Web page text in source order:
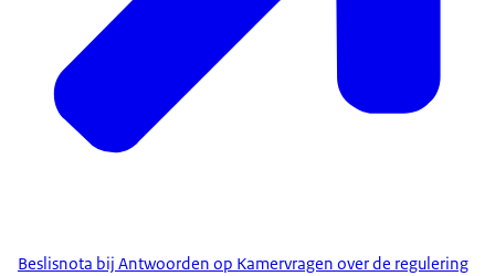
Beslisnota bij Antwoorden op Kamervragen over de regulering